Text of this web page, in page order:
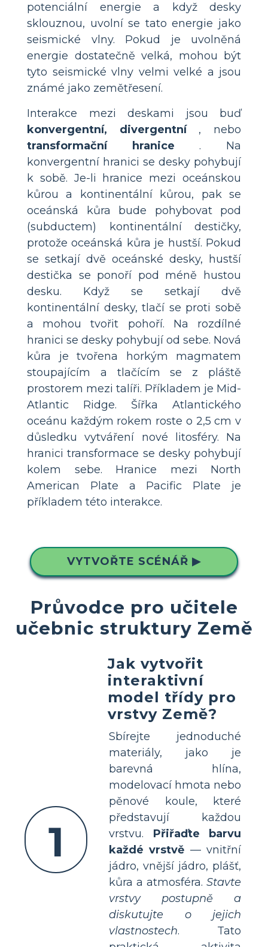
potenciální energie a když desky
sklouznou, uvolní se tato energie jako
seismické vlny. Pokud je uvolněná
energie dostatečně velká, mohou být
tyto seismické vlny velmi velké a jsou
známé jako zemětřesení.
Interakce mezi deskami jsou buď
konvergentní, divergentní, nebo
transformační hranice . Na
konvergentní hranici se desky pohybují
k sobě. Je-li hranice mezi oceánskou
kůrou a kontinentální kůrou, pak se
oceánská kůra bude pohybovat pod
(subductem) kontinentální destičky,
protože oceánská kůra je hustší. Pokud
se setkají dvě oceánské desky, hustší
destička se ponoří pod méně hustou
desku. Když se setkají dvě
kontinentální desky, tlačí se proti sobě
a mohou tvořit pohoří. Na rozdílné
hranici se desky pohybují od sebe. Nová
kůra je tvořena horkým magmatem
stoupajícím a tlačícím se z pláště
prostorem mezi talíři. Příkladem je Mid-
Atlantic Ridge. Šířka Atlantického
oceánu každým rokem roste o 2,5 cm v
důsledku vytváření nové litosféry. Na
hranici transformace se desky pohybují
kolem sebe. Hranice mezi North
American Plate a Pacific Plate je
příkladem této interakce.
VYTVOŘTE SCÉNÁŘ ▶
Průvodce pro učitele
učebnic struktury Země
1
Jak vytvořit
interaktivní
model třídy pro
vrstvy Země?
Sbírejte jednoduché
materiály, jako je
barevná hlína,
modelovací hmota nebo
pěnové koule, které
představují každou
vrstvu. Přiřaďte barvu
každé vrstvě — vnitřní
jádro, vnější jádro, plášť,
kůra a atmosféra. Stavte
vrstvy postupně a
diskutujte o jejich
vlastnostech. Tato